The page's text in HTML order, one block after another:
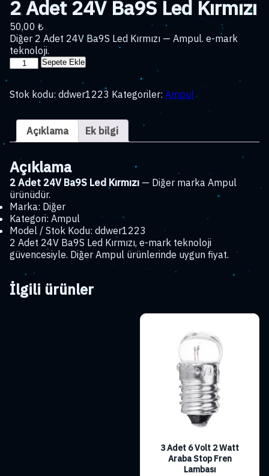
2 Adet 24V Ba9S Led Kırmızı
50,00 ₺
Diğer 2 Adet 24V Ba9S Led Kırmızı — Ampul. e-mark
teknoloji.
2
Ba9S
Kırmızı
adet
Sepete Ekle
Stok kodu: ddwer1223 Kategoriler: Ampul
Açıklama Ek bilgi
Açıklama
2 Adet 24V Ba9S Led Kırmızı — Diğer marka Ampul
ürünüdür.
Marka: Diğer
Kategori: Ampul
Model / Stok Kodu: ddwer1223
2 Adet 24V Ba9S Led Kırmızı, e-mark teknoloji
güvencesiyle. Diğer Ampul ürünlerinde uygun fiyat.
İlgili ürünler
3 Adet 6 Volt 2 Watt
Araba Stop Fren
Lambası